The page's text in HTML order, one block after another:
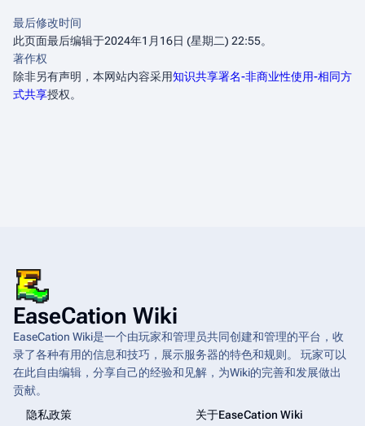
最后修改时间
此页面最后编辑于2024年1月16日 (星期二) 22:55。
著作权
除非另有声明，本网站内容采用知识共享署名-非商业性使用-相同方
式共享授权。
EaseCation Wiki
EaseCation Wiki是一个由玩家和管理员共同创建和管理的平台，收
录了各种有用的信息和技巧，展示服务器的特色和规则。 玩家可以
在此自由编辑，分享自己的经验和见解，为Wiki的完善和发展做出
贡献。
隐私政策
关于EaseCation Wiki